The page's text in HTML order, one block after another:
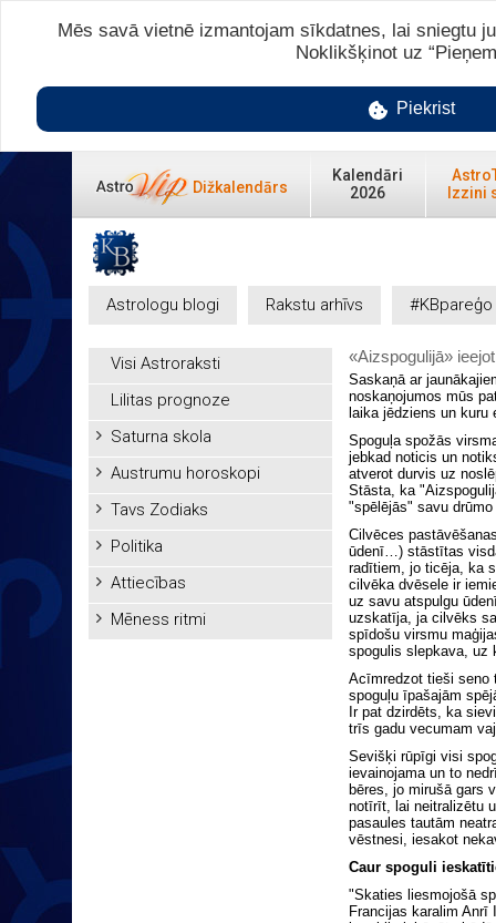
Dižkalendārs
Kalendāri
2026
Izzini
Astrologu blogi Rakstu arhīvs #KBpareģo
Visi Astroraksti
Lilitas prognoze
Saturna skola
Austrumu horoskopi
Tavs Zodiaks
Politika
Attiecības
Mēness ritmi
«Aizspogulijā» ieejot
Saskaņā ar
noskaņojumos mūs
laika jēdziens un
Spoguļa spožās
jebkad noticis un
atverot durvis uz
Stāsta, ka
"spēlējās" savu
Cilvēces
ūdenī…) stāstītas
radītiem, jo ticēja, ka
cilvēka dvēsele ir
uz savu atspulgu
uzskatīja, ja cilvēks
spīdošu virsmu
spogulis slepkava,
Acīmredzot tieši seno
spoguļu īpašajām
Ir pat dzirdēts, ka
trīs gadu vecumam
Sevišķi rūpīgi visi
ievainojama un to
bēres, jo mirušā gars
notīrīt, lai neitralizētu
pasaules tautām
vēstnesi, iesakot
Caur spoguli
"Skaties liesmojošā
Francijas karalim
Mēs savā vietnē izmantojam sīkdatnes, lai sniegtu
Noklikšķinot uz
Piekrist